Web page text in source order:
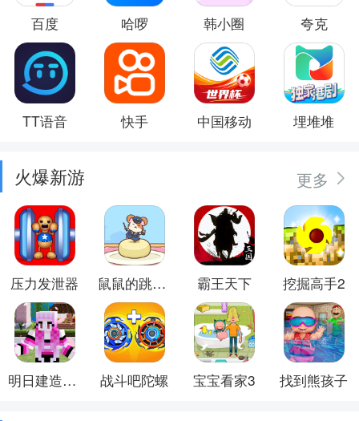
百度 哈啰 韩小圈 夸克
TT语音 快手 中国移动 埋堆堆
火爆新游 更多
压力发泄器 鼠鼠的跳跃冒险 霸王天下 挖掘高手2
明日建造大师 战斗吧陀螺 宝宝看家3 找到熊孩子